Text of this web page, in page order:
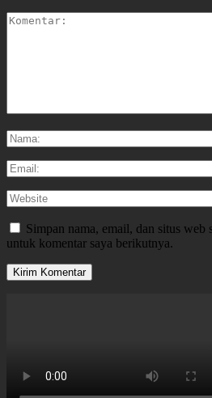
Simpan nama, email, dan situs web
untuk komentar saya berikutnya.